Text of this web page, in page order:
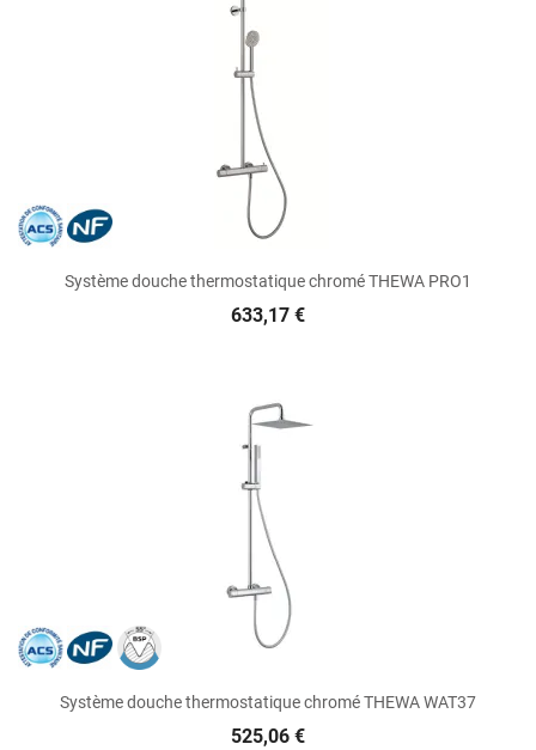
Système douche thermostatique chromé THEWA PRO1
633,17 €
Système douche thermostatique chromé THEWA WAT37
525,06 €